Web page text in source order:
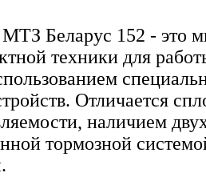
Беларус 152 - это
техники для
Отличается
наличием
тормозной